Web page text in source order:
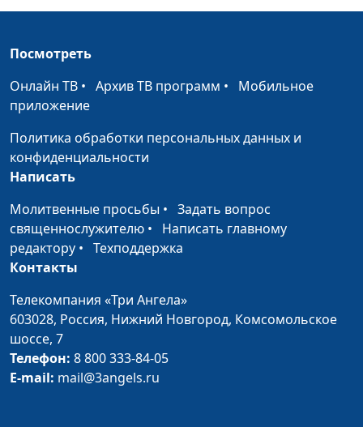
(весна)
Вечная жизнь - наше
наследство (зима)
Андрей Довгель,
Вечная жизнь - наше
наследство (осень)
Андрей Довгель,
наследство (лето)
священнослужитель
Вечная жизнь - наше
наследство (весна)
Небесное и земное
(зима)
Андрей Довгель,
священнослужитель
Небесное и земное
(осень)
Посмотреть
Онлайн ТВ • Архив ТВ программ • Мобильное
приложение
Политика обработки персональных данных и
конфиденциальности
Написать
Молитвенные просьбы • Задать вопрос
священнослужителю • Написать главному
редактору • Техподдержка
Контакты
Телекомпания «Три Ангела»
603028, Россия, Нижний Новгород, Комсомольское
шоссе, 7
Телефон: 8 800 333-84-05
E-mail: mail@3angels.ru